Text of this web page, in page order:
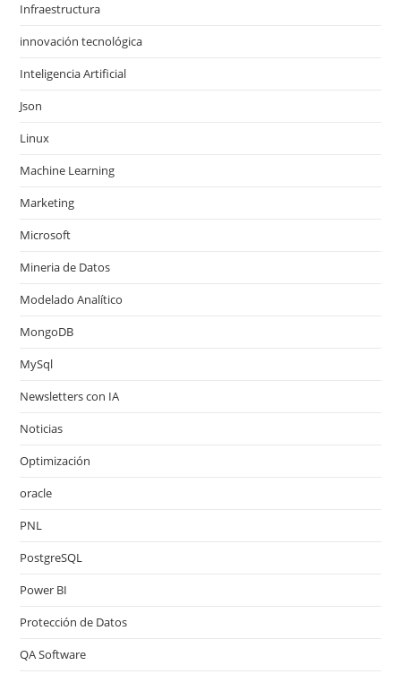
Infraestructura
innovación tecnológica
Inteligencia Artificial
Json
Linux
Machine Learning
Marketing
Microsoft
Mineria de Datos
Modelado Analítico
MongoDB
MySql
Newsletters con IA
Noticias
Optimización
oracle
PNL
PostgreSQL
Power BI
Protección de Datos
QA Software